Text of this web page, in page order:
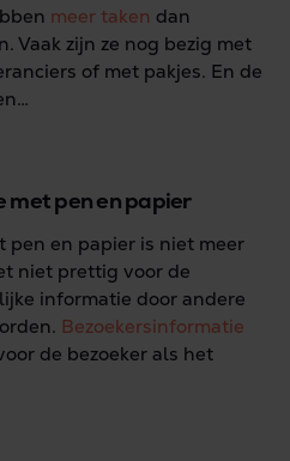
meer taken dan
Vaak zijn ze nog bezig met
of met pakjes. En de
met pen en papier
pen en papier is niet meer
niet prettig voor de
informatie door andere
Bezoekersinformatie
de bezoeker als het